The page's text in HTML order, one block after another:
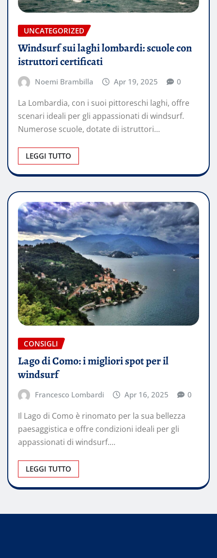
UNCATEGORIZED
Windsurf sui laghi lombardi: scuole con
istruttori certificati
Noemi Brambilla Apr 19, 2025 0
La Lombardia, con i suoi pittoreschi laghi, offre
scenari ideali per gli appassionati di windsurf.
Numerose scuole, dotate di istruttori…
LEGGI TUTTO
CONSIGLI
Lago di Como: i migliori spot per il
windsurf
Francesco Lombardi Apr 16, 2025 0
Il Lago di Como è rinomato per la sua bellezza
paesaggistica e offre condizioni ideali per gli
appassionati di windsurf.…
LEGGI TUTTO